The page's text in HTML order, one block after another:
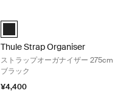
Black (selected)
Thule Strap Organiser
ストラップオーガナイザー 275cm
ブラック
¥4,400